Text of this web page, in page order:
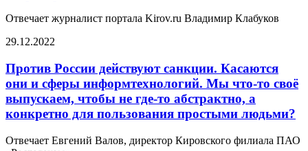
Отвечает журналист портала Kirov.ru Владимир Клабуков
29.12.2022
Против России действуют санкции. Касаются
они и сферы информтехнологий. Мы что-то своё
выпускаем, чтобы не где-то абстрактно, а
конкретно для пользования простыми людьми?
Отвечает Евгений Валов, директор Кировского филиала ПАО